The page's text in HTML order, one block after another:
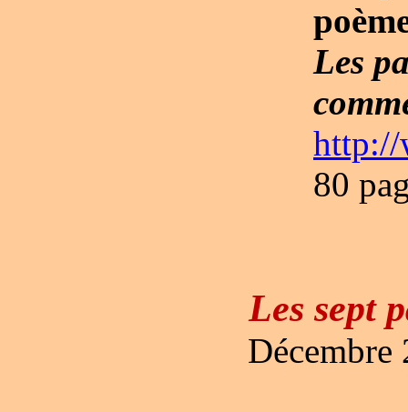
Les
http://
80
Les sept